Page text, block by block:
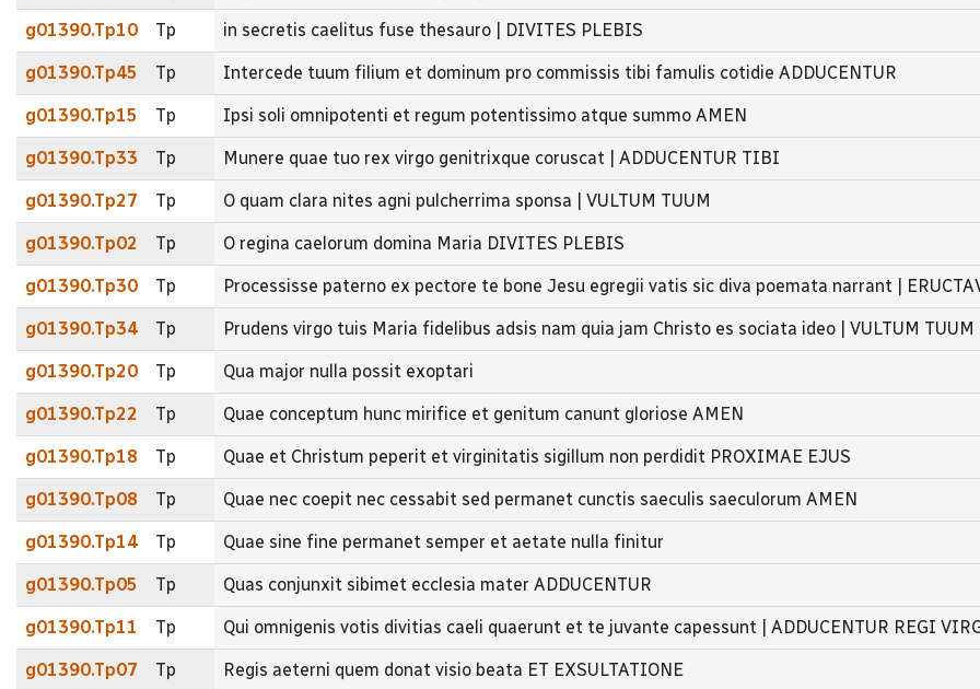
g01390.Tp10 Tp in secretis caelitus fuse thesauro | DIVITES PLEBIS
g01390.Tp45 Tp Intercede tuum filium et dominum pro commissis tibi famulis cotidie ADDUCENTUR
g01390.Tp15 Tp Ipsi soli omnipotenti et regum potentissimo atque summo AMEN
g01390.Tp33 Tp Munere quae tuo rex virgo genitrixque coruscat | ADDUCENTUR TIBI
g01390.Tp27 Tp O quam clara nites agni pulcherrima sponsa | VULTUM TUUM
g01390.Tp02 Tp O regina caelorum domina Maria DIVITES PLEBIS
g01390.Tp30 Tp Processisse paterno ex pectore te bone Jesu egregii vatis sic diva poemata narrant |
g01390.Tp34 Tp Prudens virgo tuis Maria fidelibus adsis nam quia jam Christo es sociata ideo | VULTUM TUUM
g01390.Tp20 Tp Qua major nulla possit exoptari
g01390.Tp22 Tp Quae conceptum hunc mirifice et genitum canunt gloriose AMEN
g01390.Tp18 Tp Quae et Christum peperit et virginitatis sigillum non perdidit PROXIMAE EJUS
g01390.Tp08 Tp Quae nec coepit nec cessabit sed permanet cunctis saeculis saeculorum AMEN
g01390.Tp14 Tp Quae sine fine permanet semper et aetate nulla finitur
g01390.Tp05 Tp Quas conjunxit sibimet ecclesia mater ADDUCENTUR
g01390.Tp11 Tp Qui omnigenis votis divitias caeli quaerunt et te juvante capessunt | ADDUCENTUR REGI
g01390.Tp07 Tp Regis aeterni quem donat visio beata ET EXSULTATIONE